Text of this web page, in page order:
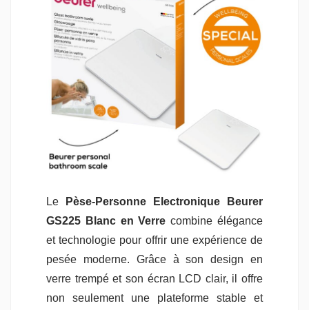
Le
Pèse-Personne Electronique Beurer
GS225 Blanc en Verre combine élégance
et technologie pour offrir une expérience de
pesée moderne. Grâce à son design en
verre trempé et son écran LCD clair, il offre
non seulement une plateforme stable et